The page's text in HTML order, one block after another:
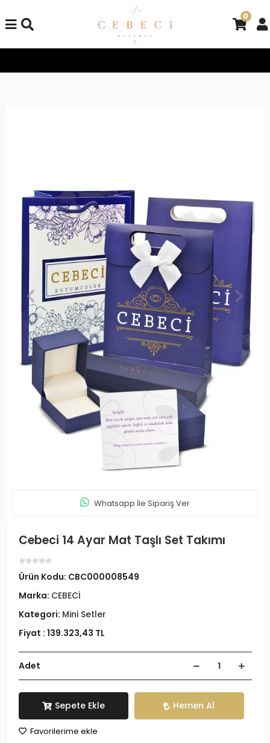
0
Whatsapp İle Sipariş Ver
Cebeci 14 Ayar Mat Taşlı Set Takımı
Ürün Kodu: CBC000008549
Marka: CEBECİ
Kategori: Mini Setler
Fiyat : 139.323,43 TL
Adet
Sepete Ekle Hemen Al
Favorilerime ekle